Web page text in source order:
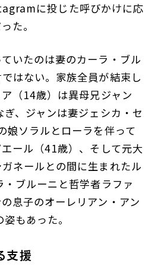
に投じた呼びかけに応
た。
いたのは妻のカーラ・ブル
はない。家族全員が結束し
（14歳）は異母兄ジャン
ぎ、ジャンは妻ジェシカ・セ
娘ソラルとローラを伴って
ール（41歳）、そして元大
ネールとの間に生まれたル
ブルーニと哲学者ラファ
息子のオーレリアン・アン
もあった。
支援